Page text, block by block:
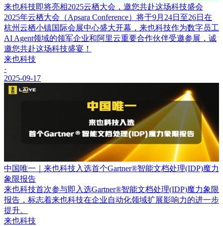
来也科技即将亮相2025云栖大会，邀您共赴这场科技盛会
2025年云栖大会（Apsara Conference）将于9月24日至26日在
杭州云栖小镇国际会展中心盛大开幕，来也科技作为数字员工
AI Agent领域的领军企业和阿里云重要合作伙伴受邀参展，诚
邀您共赴这场科技盛宴！
来也科技
·
2025-09-17
中国唯一｜来也科技入选首个Gartner®智能文档处理(IDP)魔力
象限报告
来也科技首次参与即入选Gartner®智能文档处理(IDP)魔力象限
报告，标志着来也科技在企业自动化领域扩展影响力的进一步
提升。
来也科技